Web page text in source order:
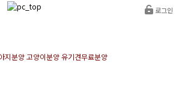
로그인